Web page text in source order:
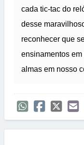
cada tic-tac do
desse
reconhecer que
ensinamentos
almas em nosso